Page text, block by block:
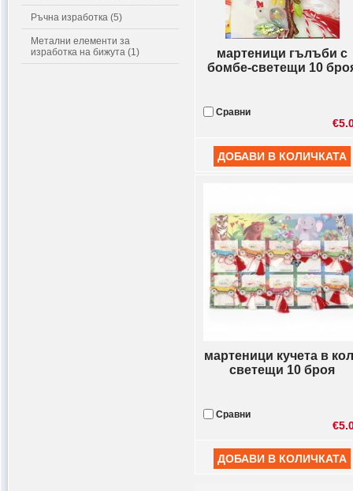
Ръчна изработка (5)
Метални елементи за
изработка на бижута (1)
мартеници гълъби с
бомбе-светещи 10
Сравни
мартеници кучета в
светещи 10 броя
Сравни